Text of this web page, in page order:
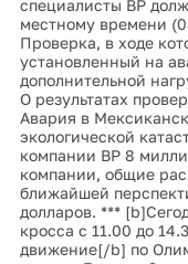
специалисты BP
местному времени
Проверка, в ходе
установленный на
дополнительной
О результатах
Авария в
экологической
компании BP 8
компании, общие
ближайшей
долларов. ***
кросса с 11.00 до
движение[/b] по